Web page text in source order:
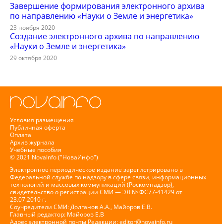
Завершение формирования электронного архива
по направлению «Науки о Земле и энергетика»
23 ноября 2020
Создание электронного архива по направлению
«Науки о Земле и энергетика»
29 октября 2020
Условия размещения
Публичная оферта
Оплата
Архив журнала
Учебные пособия
© 2021 NovaInfo ("НоваИнфо")
Электронное периодическое издание зарегистрировано в
Федеральной службе по надзору в сфере связи, информационных
технологий и массовых коммуникаций (Роскомнадзор),
свидетельство о регистрации СМИ — ЭЛ № ФС77-41429 от
23.07.2010 г.
Соучредители СМИ: Долганов А.А., Майоров Е.В.
Главный редактор: Майоров Е.В
Адрес электронной почты Редакции:editor@novainfo.ru